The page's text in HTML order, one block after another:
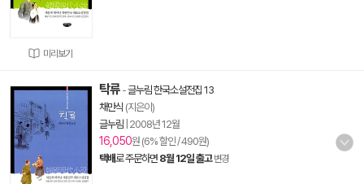
미리보기
탁류 -글누림 한국소설전집 13
채만식 (지은이)
글누림 2008년 12월
16,050원 (6% 할인 / 490원)
택배로 주문하면 8월 12일 출고 변경